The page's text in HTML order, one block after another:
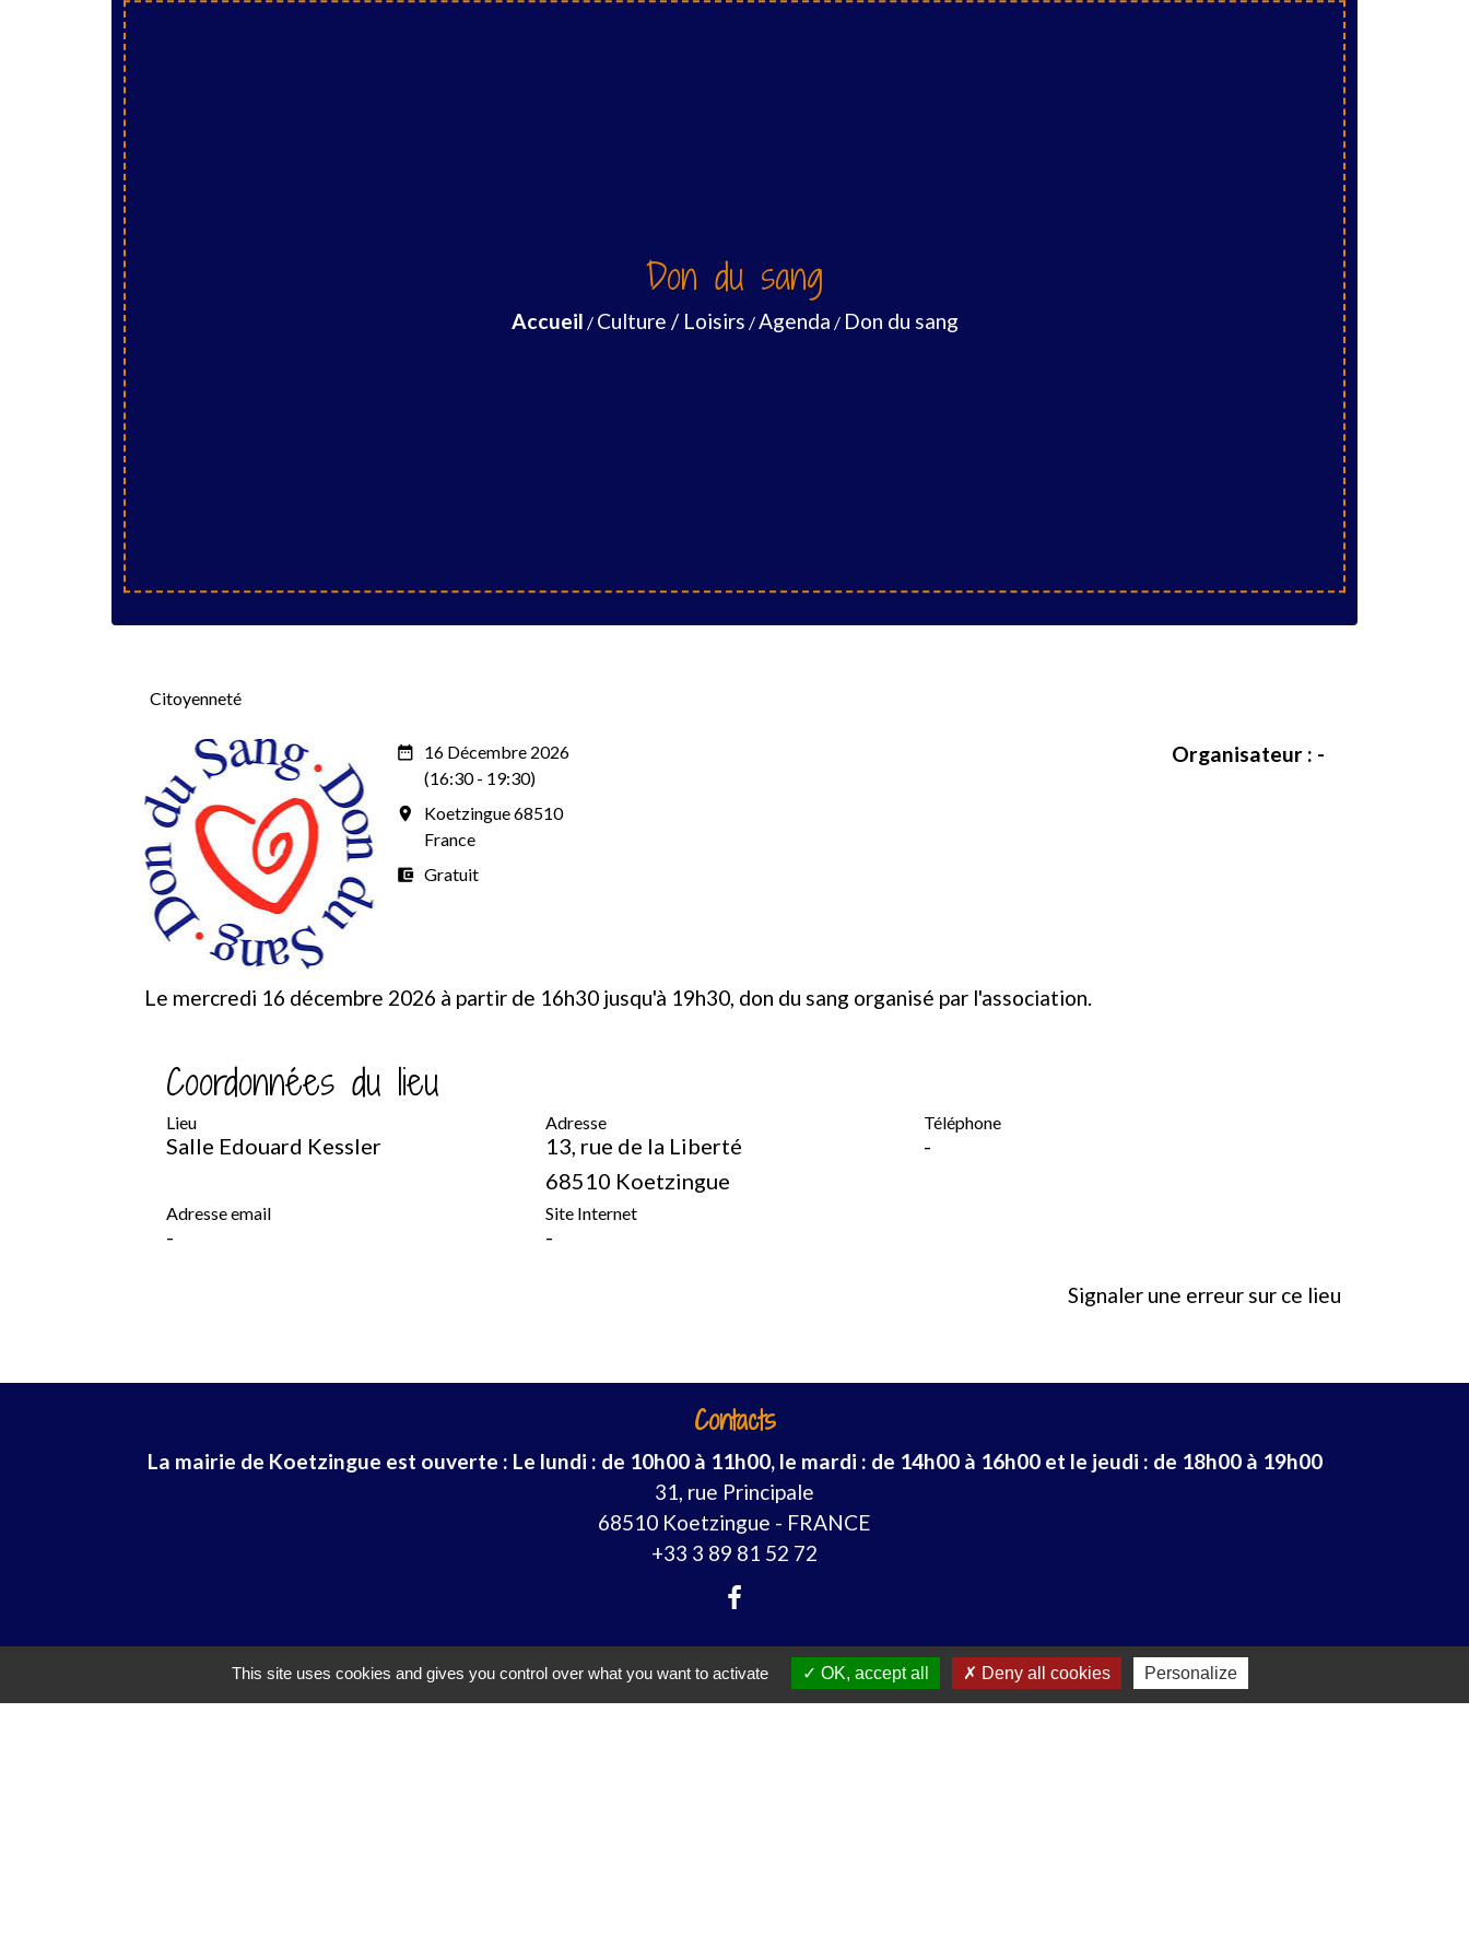
Don du sang
Accueil / Culture / Loisirs /Agenda / Don du sang
Citoyenneté
date_range
16 Décembre 2026
(16:30 - 19:30)
room
Koetzingue 68510
France
account_balance_wallet Gratuit
Organisateur : -
Le mercredi 16 décembre 2026 à partir de 16h30 jusqu'à 19h30, don du sang organisé par l'association.
Coordonnées du lieu
Lieu
Salle Edouard Kessler
Adresse
13, rue de la Liberté
68510 Koetzingue
Téléphone
-
Adresse email
-
Site Internet
-
Signaler une erreur sur ce lieu
Contacts
La mairie de Koetzingue est ouverte : Le lundi : de 10h00 à 11h00, le mardi : de 14h00 à 16h00 et le jeudi : de 18h00 à 19h00
31, rue Principale
68510 Koetzingue - FRANCE
+33 3 89 81 52 72
Liens
This site uses cookies and gives you control over what you want to activate OK, accept all Deny all cookies Personalize